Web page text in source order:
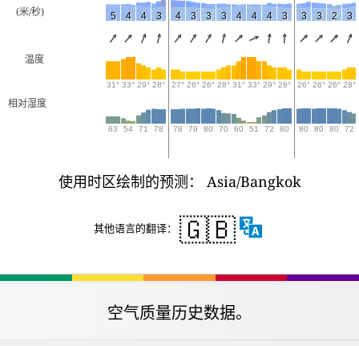
(米/秒)
5 4 4 3 4 3 3 3 4 4 4 3 3 3 2 3
温度
31° 33° 29° 28° 27° 26° 26° 28° 31° 33° 29° 28° 26° 26° 26° 28°
相对湿度
63 54 71 78 78 79 80 70 60 51 72 80 80 80 80 72
使用时区绘制的预测： Asia/Bangkok
其他语言的翻译： 🇬🇧
空气质量历史数据。